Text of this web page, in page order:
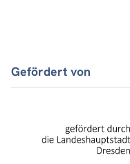
Gefördert von